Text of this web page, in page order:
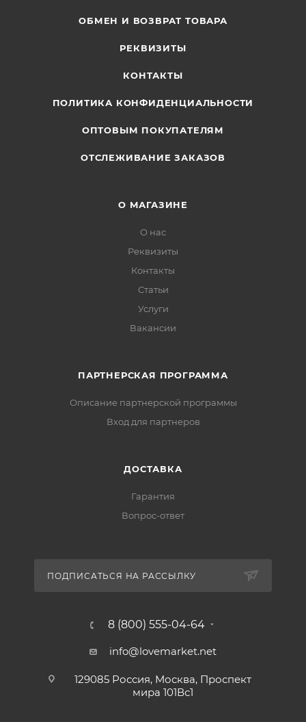
ОБМЕН И ВОЗВРАТ ТОВАРА
РЕКВИЗИТЫ
КОНТАКТЫ
ПОЛИТИКА КОНФИДЕНЦИАЛЬНОСТИ
ОПТОВЫМ ПОКУПАТЕЛЯМ
ОТСЛЕЖИВАНИЕ ЗАКАЗОВ
О МАГАЗИНЕ
О нас
Реквизиты
Контакты
Статьи
Услуги
Вакансии
ПАРТНЕРСКАЯ ПРОГРАММА
Описание партнерской программы
Вход для партнеров
ДОСТАВКА
Гарантия
Вопрос-ответ
ПОДПИСАТЬСЯ НА РАССЫЛКУ
8 (800) 555-04-64
info@lovemarket.net
129085 Россия, Москва, Проспект
мира 101Вс1